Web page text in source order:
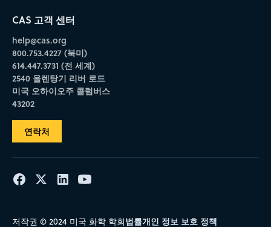
CAS 고객 센터
help@cas.org
800.753.4227 (북미)
614.447.3731 (전 세계)
2540 올렌탕기 리버 로드
미국 오하이오주 콜럼버스
43202
연락처
저작권 © 2024 미국 화학 학회법률개인 정보 보호 정책